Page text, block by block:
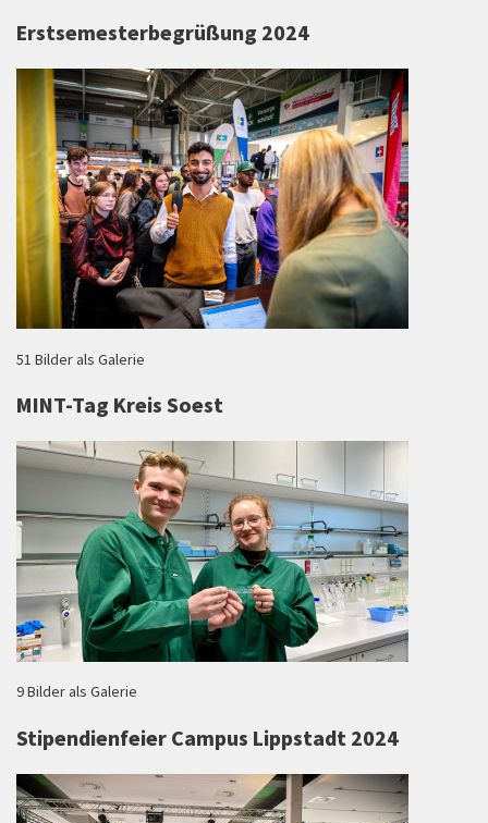
Erstsemesterbegrüßung 2024
51 Bilder als Galerie
MINT-Tag Kreis Soest
9 Bilder als Galerie
Stipendienfeier Campus Lippstadt 2024